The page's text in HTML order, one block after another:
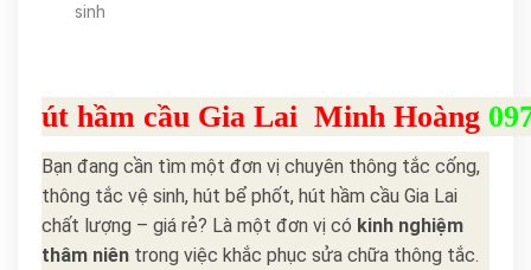
sinh
út hầm cầu Gia Lai Minh Hoàng
Bạn đang cần tìm một đơn vị chuyên thông tắc cống,
thông tắc vệ sinh, hút bể phốt, hút hầm cầu Gia Lai
chất lượng – giá rẻ? Là một đơn vị có kinh nghiệm
thâm niên trong việc khắc phục sửa chữa thông tắc.